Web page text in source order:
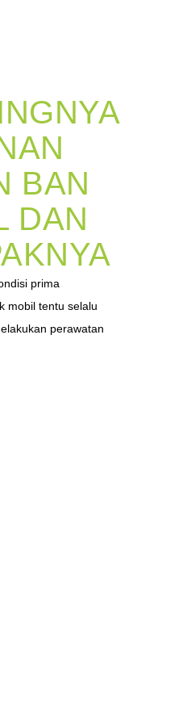
BAN
DAN
prima
mobil tentu selalu
perawatan